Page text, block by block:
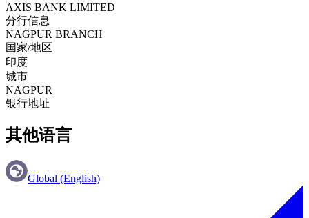
AXIS BANK LIMITED
分行信息
NAGPUR BRANCH
国家/地区
印度
城市
NAGPUR
银行地址
其他语言
Global (English)